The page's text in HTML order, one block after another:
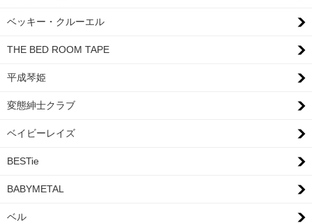
ベッキー・クルーエル
THE BED ROOM TAPE
平成琴姫
変態紳士クラブ
ベイビーレイズ
BESTie
BABYMETAL
ベル